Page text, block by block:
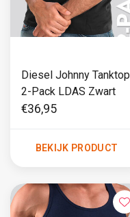
Diesel Johnny Tanktop
2-Pack LDAS Zwart
€36,95
BEKIJK PRODUCT